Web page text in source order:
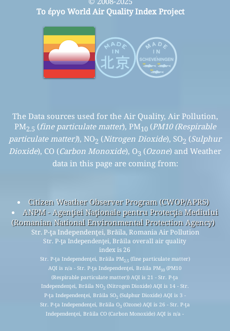
Το έργο World Air Quality Index Project
The Data sources used for the Air Quality, Air Pollution,
PM2.5 (fine particulate matter), PM10(PM10 (Respirable
particulate matter)), NO2 (Nitrogen Dioxide), SO2 (Sulphur
Dioxide), CO (Carbon Monoxide), O3 (Ozone) and Weather
data in this page are coming from:
Citizen Weather Observer Program (CWOP/APRS)
ANPM - Agenţiei Naţionale pentru Protecţia Mediului
(Romanian National Environmental Protection Agency)
Str. P-ţa Independenţei, Brăila, Romania Air Pollution
Str. P-ţa Independenţei, Brăila overall air quality
index is 26
Str. P-ţa Independenţei, Brăila PM2.5(fine particulate matter)
AQI is n/a - Str. P-ţa Independenţei, Brăila PM10(PM10
(Respirable particulate matter)) AQI is 21 - Str. P-ţa
Independenţei, Brăila NO2(Nitrogen Dioxide) AQI is 14 - Str.
P-ţa Independenţei, Brăila SO2(Sulphur Dioxide) AQI is 3 -
Str. P-ţa Independenţei, Brăila O3(Ozone) AQI is 26 - Str. P-ţa
Independenţei, Brăila CO (Carbon Monoxide) AQI is n/a -